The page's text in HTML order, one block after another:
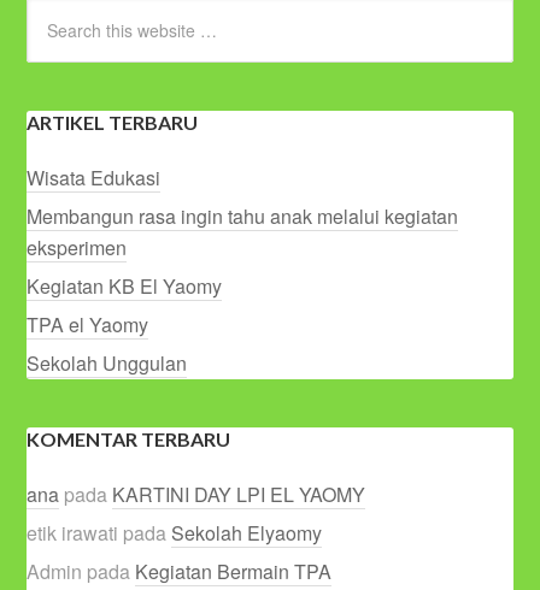
ARTIKEL TERBARU
Wisata Edukasi
Membangun rasa ingin tahu anak melalui kegiatan
eksperimen
Kegiatan KB El Yaomy
TPA el Yaomy
Sekolah Unggulan
KOMENTAR TERBARU
ana pada KARTINI DAY LPI EL YAOMY
etik irawati pada Sekolah Elyaomy
Admin pada Kegiatan Bermain TPA